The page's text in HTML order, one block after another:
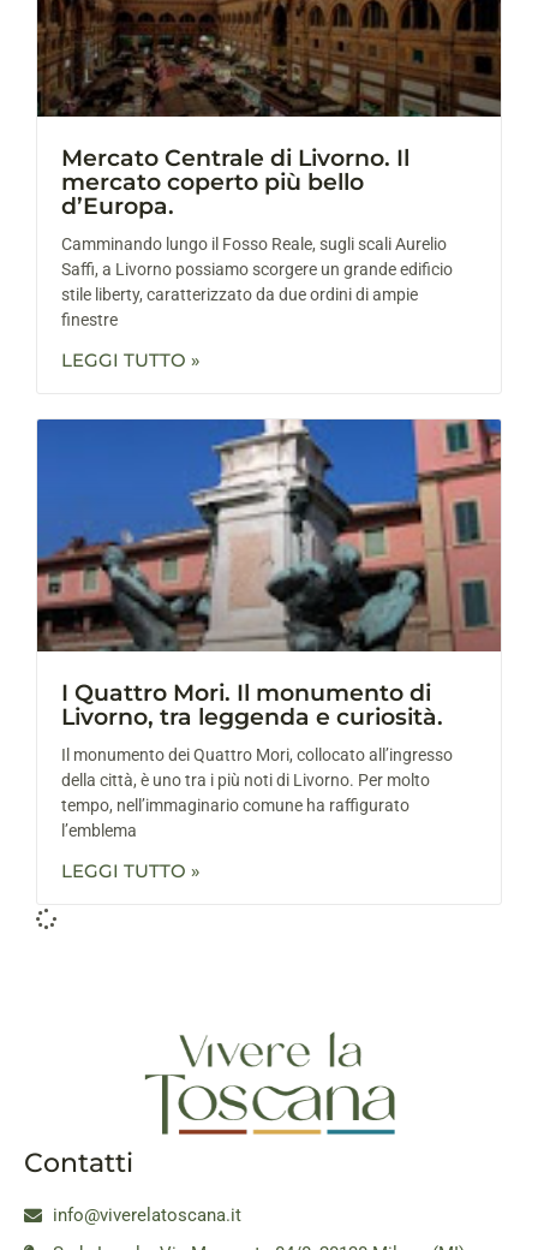
Mercato Centrale di Livorno. Il
mercato coperto più bello
d’Europa.
Camminando lungo il Fosso Reale, sugli scali Aurelio
Saffi, a Livorno possiamo scorgere un grande edificio
stile liberty, caratterizzato da due ordini di ampie
finestre
LEGGI TUTTO »
I Quattro Mori. Il monumento di
Livorno, tra leggenda e curiosità.
Il monumento dei Quattro Mori, collocato all’ingresso
della città, è uno tra i più noti di Livorno. Per molto
tempo, nell’immaginario comune ha raffigurato
l’emblema
LEGGI TUTTO »
Contatti
info@viverelatoscana.it